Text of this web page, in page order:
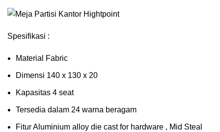
Spesifikasi :
Material Fabric
Dimensi 140 x 130 x 20
Kapasitas 4 seat
Tersedia dalam 24 warna beragam
Fitur Aluminium alloy die cast for hardware , Mid Steal